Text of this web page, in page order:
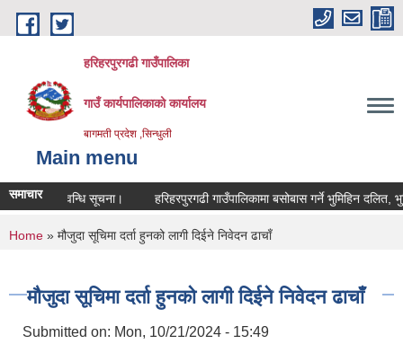
Skip to main content
हरिहरपुरगढी गाउँपालिका
गाउँ कार्यपालिकाको कार्यालय
बागमती प्रदेश ,सिन्धुली
Main menu
समाचार
पदपुर्ती सम्वन्धि सूचना। हरिहरपुरगढी गाउँपालिकामा बसोबास गर्ने भुमिहिन दलित,
You are here
Home » मौजुदा सूचिमा दर्ता हुनको लागी दिईने निवेदन ढाचाँ
मौजुदा सूचिमा दर्ता हुनको लागी दिईने निवेदन ढाचाँ
Submitted on: Mon, 10/21/2024 - 15:49